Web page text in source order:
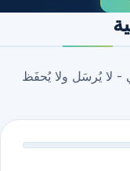
لا يُرسَل ولا يُحفَظ